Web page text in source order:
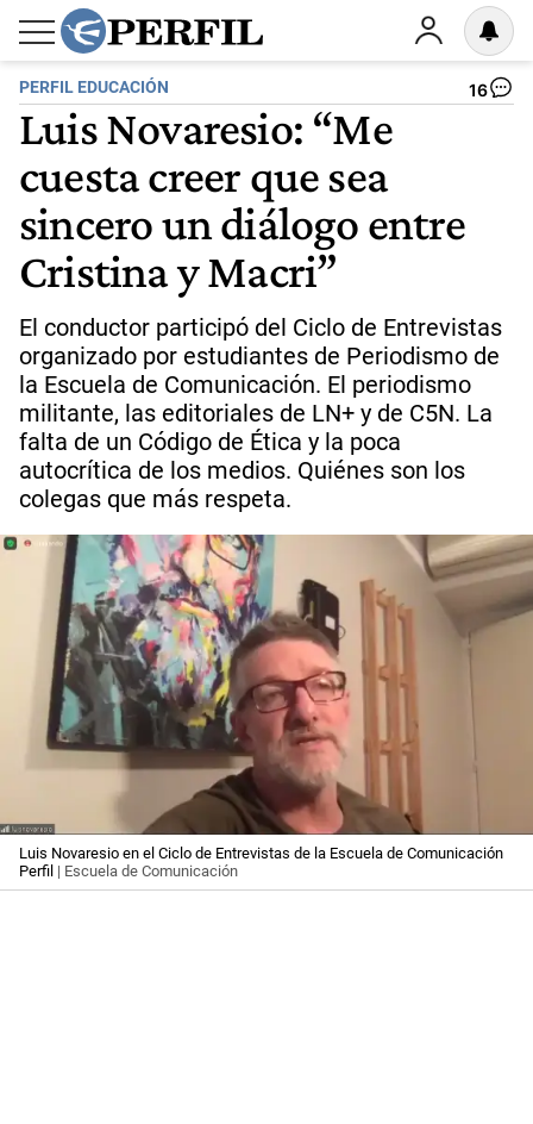
PERFIL EDUCACIÓN 16
Luis Novaresio: “Me
cuesta creer que sea
sincero un diálogo entre
Cristina y Macri”
El conductor participó del Ciclo de Entrevistas
organizado por estudiantes de Periodismo de
la Escuela de Comunicación. El periodismo
militante, las editoriales de LN+ y de C5N. La
falta de un Código de Ética y la poca
autocrítica de los medios. Quiénes son los
colegas que más respeta.
Luis Novaresio en el Ciclo de Entrevistas de la Escuela de Comunicación
Perfil | Escuela de Comunicación